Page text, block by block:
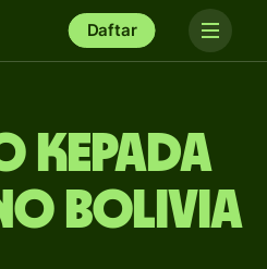
Daftar
kepada
Bolivia